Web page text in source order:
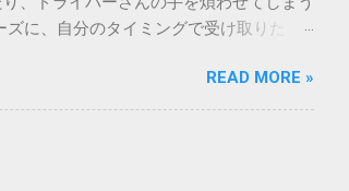
（コード）を直接指定すれば、確実に呼
進数入力」 最も汎用性が高く、特別な
）」を把握する。 入力モードを「半
キーを押しながら[X]キー**を押す。 入
は、特にMicrosoft Wordで非常に強力
に、自分のタイミングで受け取りた
けで、再配達のストレスは驚くほど軽く
による具体的なメリットを徹底解説しま
きたいのが、佐川急便の個人向け無料
で管理するための基盤となるサービスで
やアプリと紐付けることで、その利便
READ MORE »